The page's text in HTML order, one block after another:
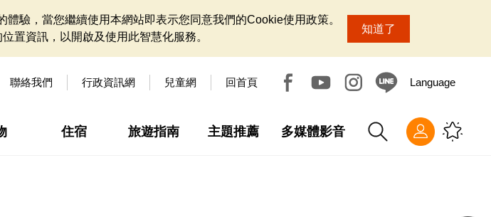
驗，當您繼續使用本網站即表示您同意我們的Cookie使用政策。
置資訊，以開啟及使用此智慧化服務。
知道了
聯絡我們 行政資訊網 兒童網 回首頁 Language
住宿 旅遊指南 主題推薦 多媒體影音